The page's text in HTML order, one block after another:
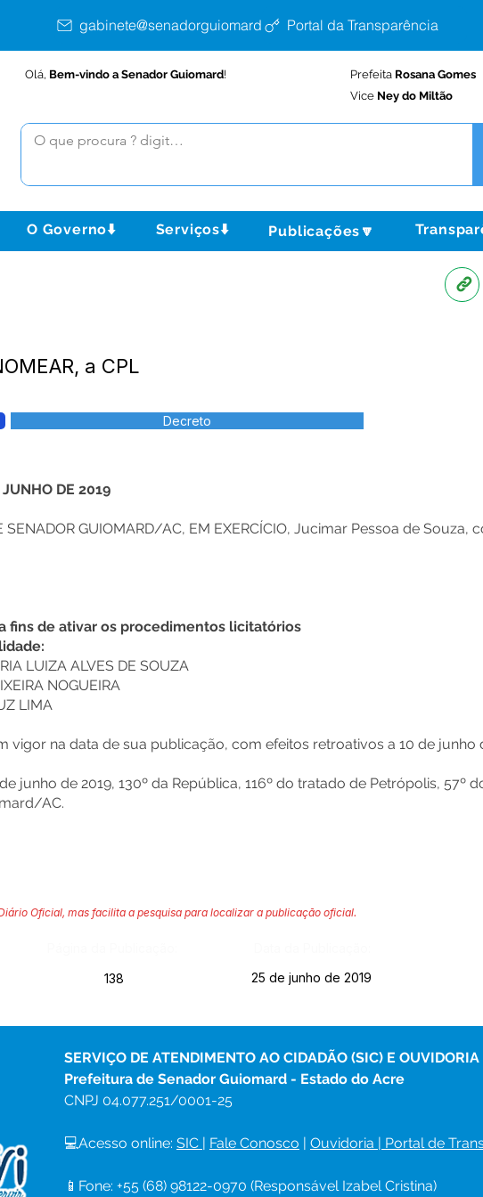
gabinete@senadorguiomard.ac.gov.brPortal da Transparência
Olá, Bem-vindo a Senador Guiomard! Prefeita Rosana Gomes
Vice Ney do Miltão
O Governo⬇️ Serviços⬇️ Publicações🔽
a CPL
Decreto
JUNHO DE 2019
SENADOR GUIOMARD/AC, EM EXERCÍCIO, Jucimar Pessoa de Souza,
fins de ativar os procedimentos licitatórios
LUIZA ALVES DE SOUZA
NOGUEIRA
LIMA
vigor na data de sua publicação, com efeitos retroativos a 10 de junho
junho de 2019, 130º da República, 116º do tratado de Petrópolis, 57º
AC.
Oficial, mas facilita a pesquisa para localizar a publicação oficial.
138 25 de junho de 2019
SERVIÇO DE ATENDIMENTO AO CIDADÃO (SIC) E OUVIDORIA
Prefeitura de Senador Guiomard - Estado do Acre
CNPJ 04.077.251/0001-25
💻Acesso online: SIC | Fale Conosco | Ouvidoria | Portal de
📱Fone: +55 (68) 98122-0970 (Responsável Izabel Cristina)